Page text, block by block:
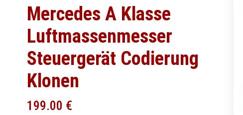
Mercedes A Klasse
Luftmassenmesser
Steuergerät Codierung
Klonen
199.00 €